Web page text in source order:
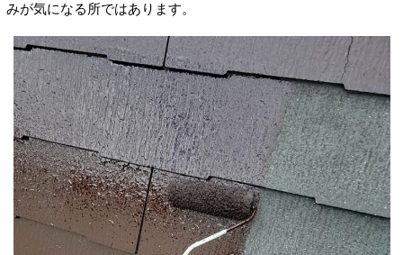
みが気になる所ではあります。